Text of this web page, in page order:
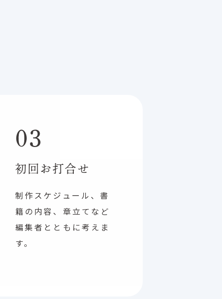
03
初回 お打合せ
制作スケジュール、書
籍の内容、章立てなど
編集者とともに考えま
す。